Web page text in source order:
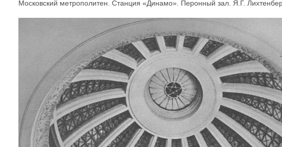
Московский метрополитен. Станция «Динамо». Перонный зал. Я.Г.